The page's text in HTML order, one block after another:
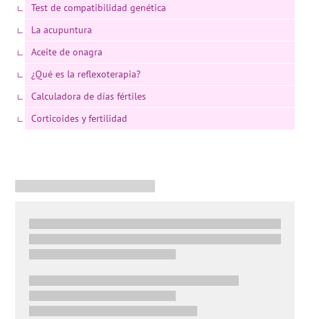
Test de compatibilidad genética
La acupuntura
Aceite de onagra
¿Qué es la reflexoterapia?
Calculadora de días fértiles
Corticoides y fertilidad